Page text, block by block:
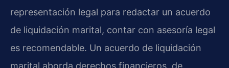
representación legal para redactar un acuerdo
de liquidación marital, contar con asesoría legal
es recomendable. Un acuerdo de liquidación
marital aborda derechos financieros, de